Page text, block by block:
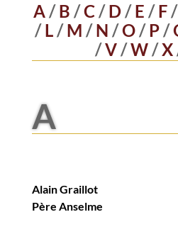
A/B /C/D/E /F/
/L/M /N /O/P/
/V/W/X
A
Alain Graillot
Père Anselme